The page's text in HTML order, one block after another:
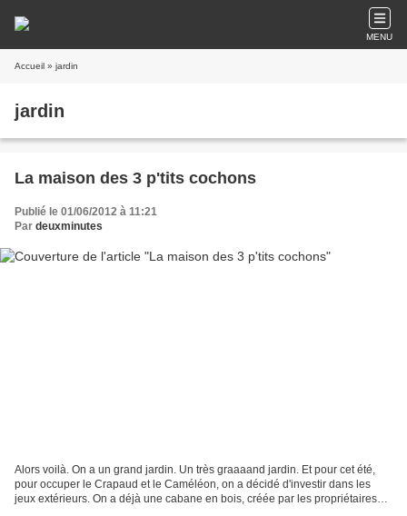
MENU
Accueil » jardin
jardin
La maison des 3 p'tits cochons
Publié le 01/06/2012 à 11:21
Par deuxminutes
Alors voilà. On a un grand jardin. Un très graaaand jardin. Et pour cet été,
pour occuper le Crapaud et le Caméléon, on a décidé d'investir dans les
jeux extérieurs. On a déjà une cabane en bois, créée par les propriétaires